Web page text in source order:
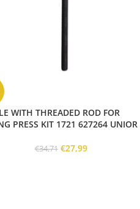
WITH THREADED ROD FOR
PRESS KIT 1721 627264 UNIOR
€34,71 €27,99